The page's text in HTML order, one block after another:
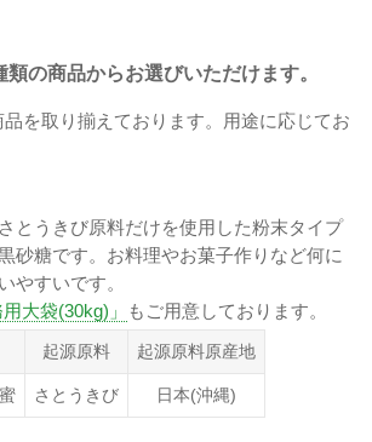
の商品からお選びいただけます。
を取り揃えております。用途に応じてお
とうきび原料だけを使用した粉末タイプ
砂糖です。お料理やお菓子作りなど何に
やすいです。
大袋(30kg)」 もご用意しております。
起源原料 起源原料原産地
さとうきび 日本(沖縄)